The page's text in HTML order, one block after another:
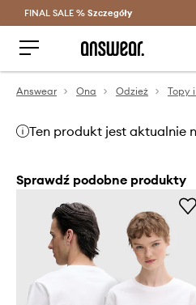
Oszczędzaj z
FINAL SALE % Szczegóły
Answear Ona Odzież Topy
Ten produkt jest aktualnie
Sprawdź podobne produkty